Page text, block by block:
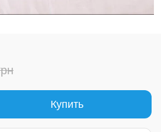
Купить